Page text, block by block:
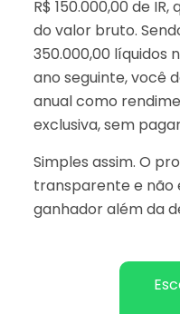
R$ 150.000,00 de
do valor bruto.
350.000,00 líquidos
ano seguinte, você
anual como
exclusiva, sem
Simples assim. O
transparente e não
ganhador além da